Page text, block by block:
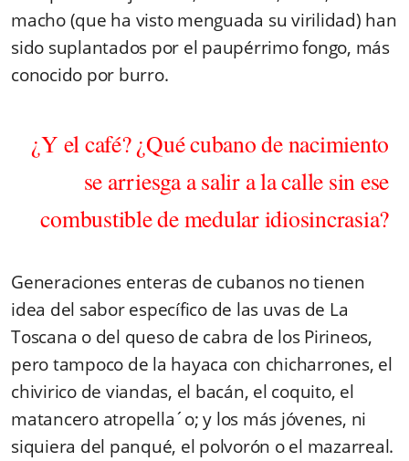
macho (que ha visto menguada su virilidad) han
sido suplantados por el paupérrimo fongo, más
conocido por burro.
¿Y el café? ¿Qué cubano de nacimiento
se arriesga a salir a la calle sin ese
combustible de medular idiosincrasia?
Generaciones enteras de cubanos no tienen
idea del sabor específico de las uvas de La
Toscana o del queso de cabra de los Pirineos,
pero tampoco de la hayaca con chicharrones, el
chivirico de viandas, el bacán, el coquito, el
matancero atropella´o; y los más jóvenes, ni
siquiera del panqué, el polvorón o el mazarreal.